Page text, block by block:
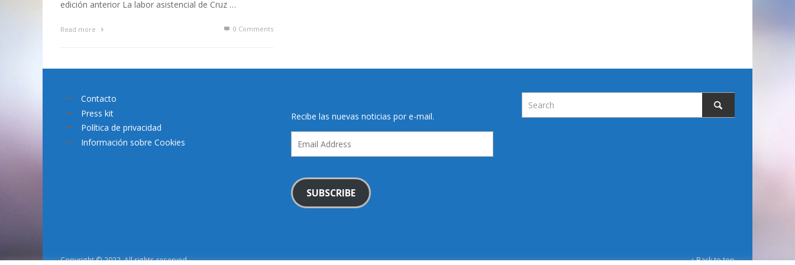
edición anterior La labor asistencial de Cruz …
Read more 0 Comments
Contacto
Press kit
Política de privacidad
Información sobre Cookies
Recibe las nuevas noticias por e-mail.
Address
SUBSCRIBE
Copyright © 2022. All rights reserved. ↑ Back to top